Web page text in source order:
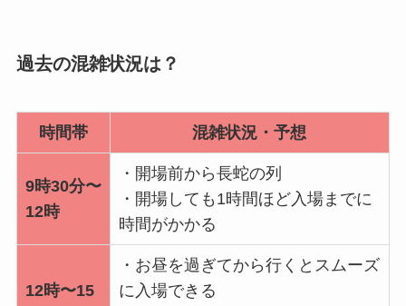
過去の混雑状況は？
時間帯 混雑状況・予想
9時30分〜
12時
・開場前から長蛇の列
・開場しても1時間ほど入場までに
時間がかかる
12時〜15
・お昼を過ぎてから行くとスムーズ
に入場できる